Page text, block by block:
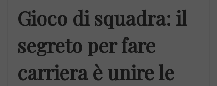
Gioco di squadra: il
segreto per fare
carriera è unire le